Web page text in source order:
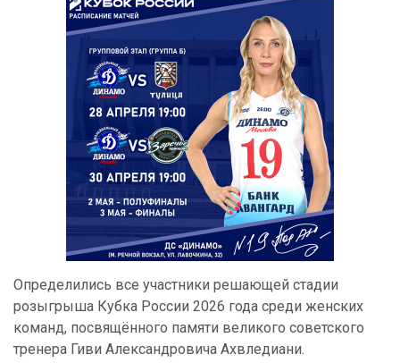
Определились все участники решающей стадии
розыгрыша Кубка России 2026 года среди женских
команд, посвящённого памяти великого советского
тренера Гиви Александровича Ахвледиани.